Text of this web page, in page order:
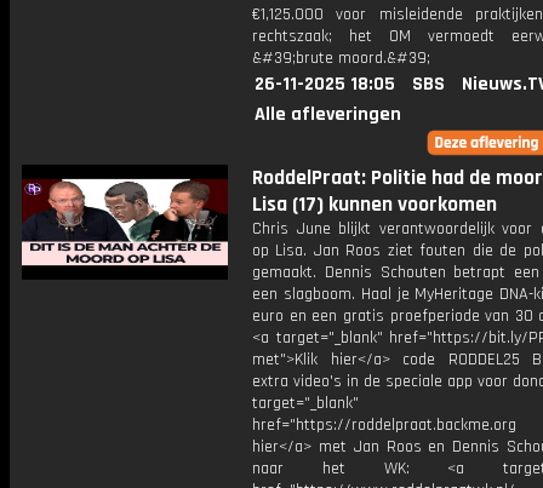
€1,125.000 voor misleidende
rechtszaak; het OM vermoedt
&#39;brute moord.&#39;
26-11-2025 18:05 SBS
Alle afleveringen
RoddelPraat: Politie had de
Lisa (17) kunnen voorkomen
Chris June blijkt verantwoordelijk voor
op Lisa. Jan Roos ziet fouten die de
gemaakt. Dennis Schouten betrapt
een slagboom. Haal je MyHeritage DNA-
euro en een gratis proefperiode van 30
<a target="_blank" href="https://bit.ly/
met">Klik hier</a> code RODDEL25
extra video's in de speciale app voor
target="_blank"
href="https://roddelpraat.backme.org
hier</a> met Jan Roos en Dennis
naar het WK: <a